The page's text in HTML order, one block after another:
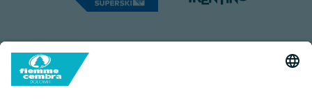
Capitale Sociale: Euro 220.000,00 | VAT: 01901280220
COOKIES IMPRINT